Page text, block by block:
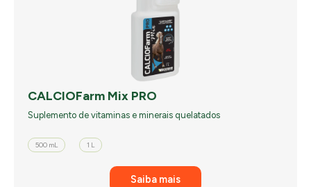
CALCIOFarm Mix PRO
Suplemento de vitaminas e minerais quelatados
500 mL 1 L
Saiba mais